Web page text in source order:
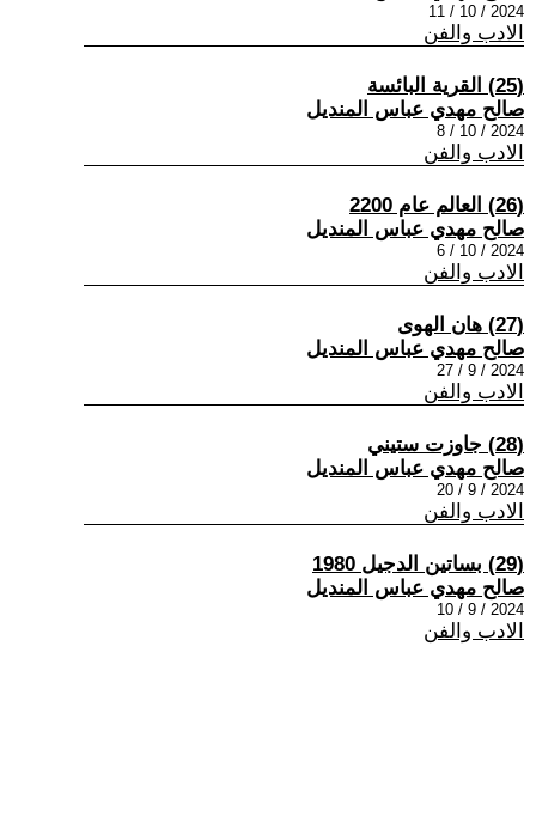
2024 / 10 / 11
الادب والفن
(25) القرية البائسة
صالح مهدي عباس المنديل
2024 / 10 / 8
الادب والفن
(26) العالم عام 2200
صالح مهدي عباس المنديل
2024 / 10 / 6
الادب والفن
(27) هان الهوى
صالح مهدي عباس المنديل
2024 / 9 / 27
الادب والفن
(28) جاوزت ستيني
صالح مهدي عباس المنديل
2024 / 9 / 20
الادب والفن
(29) بساتين الدجيل 1980
صالح مهدي عباس المنديل
2024 / 9 / 10
الادب والفن